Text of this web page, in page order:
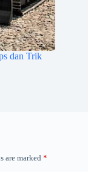
dan Trik
are marked *